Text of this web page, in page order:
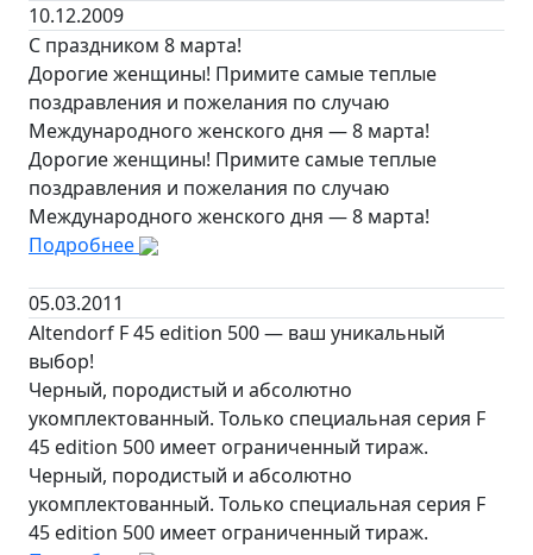
10.12.2009
С праздником 8 марта!
Дорогие женщины! Примите самые теплые
поздравления и пожелания по случаю
Международного женского дня — 8 марта!
Дорогие женщины! Примите самые теплые
поздравления и пожелания по случаю
Международного женского дня — 8 марта!
Подробнее
05.03.2011
Altendorf F 45 edition 500 — ваш уникальный
выбор!
Черный, породистый и абсолютно
укомплектованный. Только специальная серия F
45 edition 500 имеет ограниченный тираж.
Черный, породистый и абсолютно
укомплектованный. Только специальная серия F
45 edition 500 имеет ограниченный тираж.